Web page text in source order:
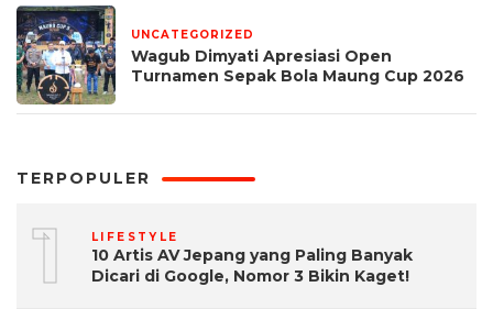
UNCATEGORIZED
Wagub Dimyati Apresiasi Open
Turnamen Sepak Bola Maung Cup 2026
TERPOPULER
1 LIFESTYLE
10 Artis AV Jepang yang Paling Banyak
Dicari di Google, Nomor 3 Bikin Kaget!